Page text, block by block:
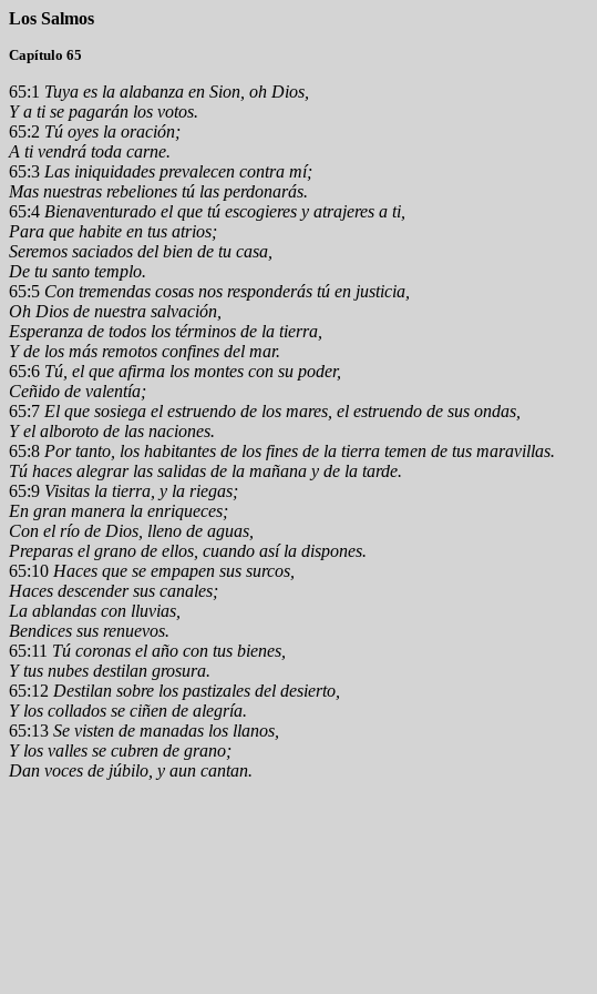
Los Salmos
Capítulo 65
65:1 Tuya es la alabanza en Sion, oh Dios,
Y a ti se pagarán los votos.
65:2 Tú oyes la oración;
A ti vendrá toda carne.
65:3 Las iniquidades prevalecen contra mí;
Mas nuestras rebeliones tú las perdonarás.
65:4 Bienaventurado el que tú escogieres y atrajeres a ti,
Para que habite en tus atrios;
Seremos saciados del bien de tu casa,
De tu santo templo.
65:5 Con tremendas cosas nos responderás tú en justicia,
Oh Dios de nuestra salvación,
Esperanza de todos los términos de la tierra,
Y de los más remotos confines del mar.
65:6 Tú, el que afirma los montes con su poder,
Ceñido de valentía;
65:7 El que sosiega el estruendo de los mares, el estruendo de sus ondas,
Y el alboroto de las naciones.
65:8 Por tanto, los habitantes de los fines de la tierra temen de tus maravillas.
Tú haces alegrar las salidas de la mañana y de la tarde.
65:9 Visitas la tierra, y la riegas;
En gran manera la enriqueces;
Con el río de Dios, lleno de aguas,
Preparas el grano de ellos, cuando así la dispones.
65:10 Haces que se empapen sus surcos,
Haces descender sus canales;
La ablandas con lluvias,
Bendices sus renuevos.
65:11 Tú coronas el año con tus bienes,
Y tus nubes destilan grosura.
65:12 Destilan sobre los pastizales del desierto,
Y los collados se ciñen de alegría.
65:13 Se visten de manadas los llanos,
Y los valles se cubren de grano;
Dan voces de júbilo, y aun cantan.